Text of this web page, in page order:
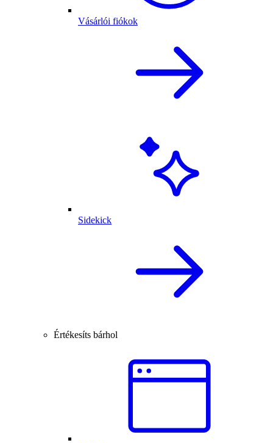
Vásárlói fiókok
Sidekick
Értékesíts bárhol